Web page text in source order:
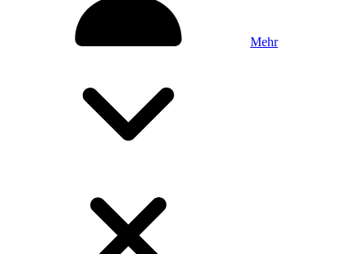
Mehr